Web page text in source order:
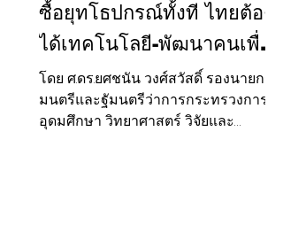
ซื้อยุทโธปกรณ์ทั้งที ไทยต้อง
ได้เทคโนโลยี-พัฒนาคนเพื่อ
อนาคต"
โดย ศ.ดร.ยศชนัน วงศ์สวัสดิ์ รองนายกรัฐ
มนตรีและฐัมนตรีว่าการกระทรวงการ
อุดมศึกษา วิทยาศาสตร์ วิจัยและ